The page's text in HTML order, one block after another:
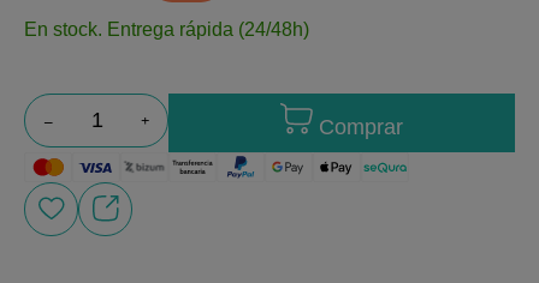
En stock. Entrega rápida (24/48h)
Comprar